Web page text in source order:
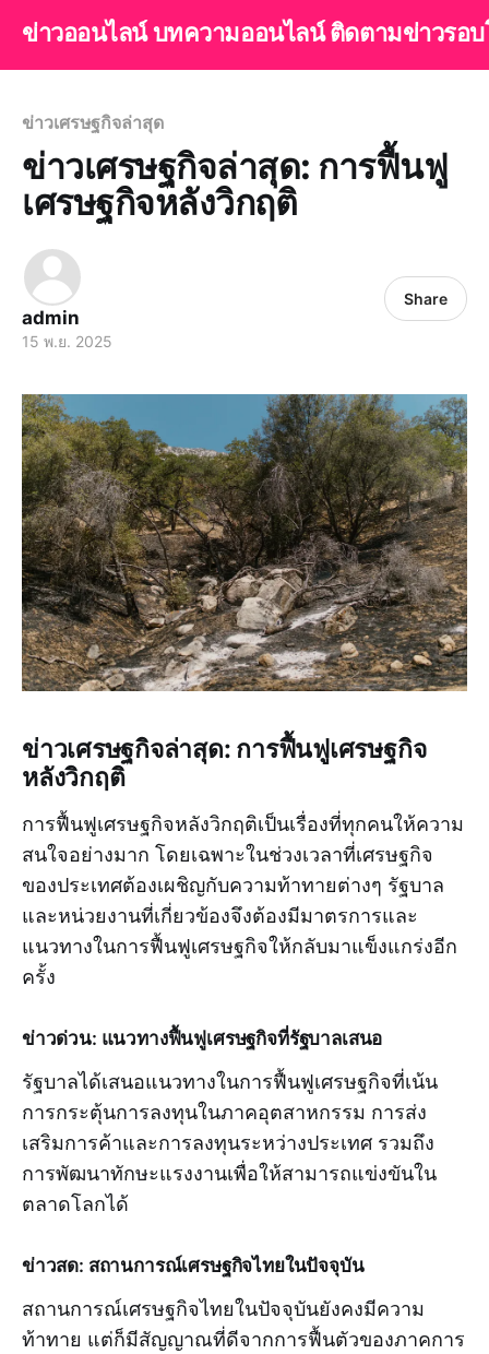
ข่าวออนไลน์ บทความออนไลน์ ติดตามข่าวรอบ
ข่าวเศรษฐกิจล่าสุด
ข่าวเศรษฐกิจล่าสุด: การฟื้นฟู
เศรษฐกิจหลังวิกฤติ
admin
15 พ.ย. 2025
Share
ข่าวเศรษฐกิจล่าสุด: การฟื้นฟูเศรษฐกิจ
หลังวิกฤติ
การฟื้นฟูเศรษฐกิจหลังวิกฤติเป็นเรื่องที่ทุกคนให้ความ
สนใจอย่างมาก โดยเฉพาะในช่วงเวลาที่เศรษฐกิจ
ของประเทศต้องเผชิญกับความท้าทายต่างๆ รัฐบาล
และหน่วยงานที่เกี่ยวข้องจึงต้องมีมาตรการและ
แนวทางในการฟื้นฟูเศรษฐกิจให้กลับมาแข็งแกร่งอีก
ครั้ง
ข่าวด่วน: แนวทางฟื้นฟูเศรษฐกิจที่รัฐบาลเสนอ
รัฐบาลได้เสนอแนวทางในการฟื้นฟูเศรษฐกิจที่เน้น
การกระตุ้นการลงทุนในภาคอุตสาหกรรม การส่ง
เสริมการค้าและการลงทุนระหว่างประเทศ รวมถึง
การพัฒนาทักษะแรงงานเพื่อให้สามารถแข่งขันใน
ตลาดโลกได้
ข่าวสด: สถานการณ์เศรษฐกิจไทยในปัจจุบัน
สถานการณ์เศรษฐกิจไทยในปัจจุบันยังคงมีความ
ท้าทาย แต่ก็มีสัญญาณที่ดีจากการฟื้นตัวของภาคการ